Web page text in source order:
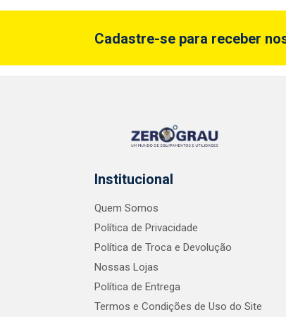
Cadastre-se para receber
Institucional
Quem Somos
Política de Privacidade
Política de Troca e Devolução
Nossas Lojas
Política de Entrega
Termos e Condições de Uso do Site